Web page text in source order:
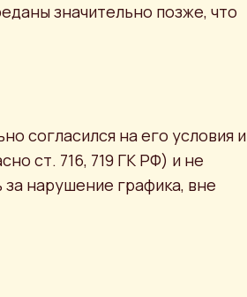
значительно позже, что
согласился на его условия и
ст. 716, 719 ГК РФ) и не
нарушение графика, вне